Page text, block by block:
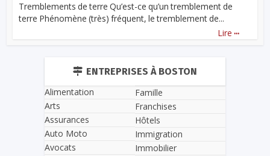
Tremblements de terre Qu’est-ce qu’un tremblement de
terre Phénomène (très) fréquent, le tremblement de...
Lire ...
ENTREPRISES À BOSTON
Alimentation
Arts
Assurances
Auto Moto
Avocats
Famille
Franchises
Hôtels
Immigration
Immobilier